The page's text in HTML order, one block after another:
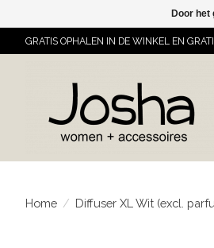
GRATIS OPHALEN IN DE WINKEL EN
Home / Diffuser XL Wit (excl.
Door het